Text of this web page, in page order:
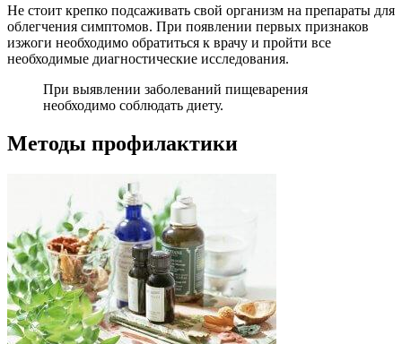
Не стоит крепко подсаживать свой организм на препараты для
облегчения симптомов. При появлении первых признаков
изжоги необходимо обратиться к врачу и пройти все
необходимые диагностические исследования.
При выявлении заболеваний пищеварения
необходимо соблюдать диету.
Методы профилактики